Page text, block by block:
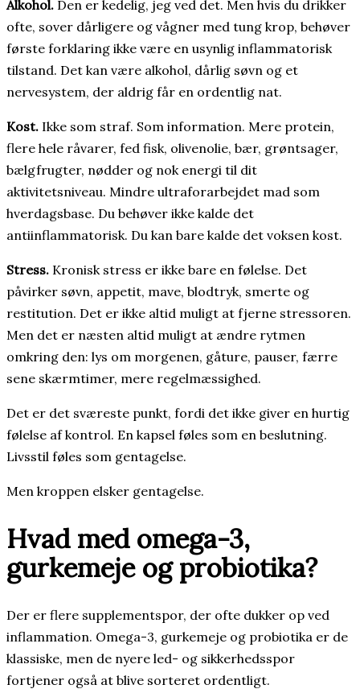
Alkohol. Den er kedelig, jeg ved det. Men hvis du drikker
ofte, sover dårligere og vågner med tung krop, behøver
første forklaring ikke være en usynlig inflammatorisk
tilstand. Det kan være alkohol, dårlig søvn og et
nervesystem, der aldrig får en ordentlig nat.
Kost. Ikke som straf. Som information. Mere protein,
flere hele råvarer, fed fisk, olivenolie, bær, grøntsager,
bælgfrugter, nødder og nok energi til dit
aktivitetsniveau. Mindre ultraforarbejdet mad som
hverdagsbase. Du behøver ikke kalde det
antiinflammatorisk. Du kan bare kalde det voksen kost.
Stress. Kronisk stress er ikke bare en følelse. Det
påvirker søvn, appetit, mave, blodtryk, smerte og
restitution. Det er ikke altid muligt at fjerne stressoren.
Men det er næsten altid muligt at ændre rytmen
omkring den: lys om morgenen, gåture, pauser, færre
sene skærmtimer, mere regelmæssighed.
Det er det sværeste punkt, fordi det ikke giver en hurtig
følelse af kontrol. En kapsel føles som en beslutning.
Livsstil føles som gentagelse.
Men kroppen elsker gentagelse.
Hvad med omega-3,
gurkemeje og probiotika?
Der er flere supplementspor, der ofte dukker op ved
inflammation. Omega-3, gurkemeje og probiotika er de
klassiske, men de nyere led- og sikkerhedsspor
fortjener også at blive sorteret ordentligt.